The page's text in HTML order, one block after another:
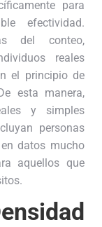
para
efectividad.
del conteo,
reales
el principio de
esta manera,
y simples
personas
datos mucho
aquellos que